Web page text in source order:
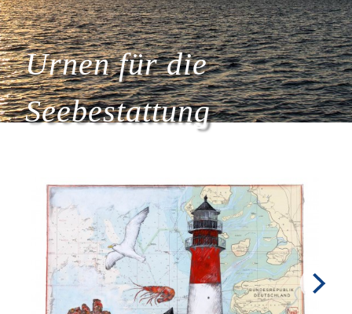
Urnen für die
Seebestattung